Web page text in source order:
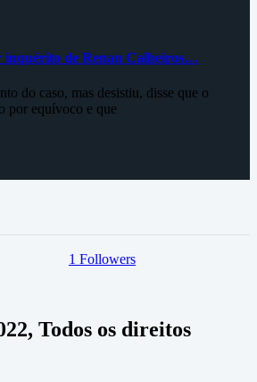
de Renan Calheiros…
do caso, mas desistiu, disse que o
por equívoco e que
1 Followers
Todos os direitos